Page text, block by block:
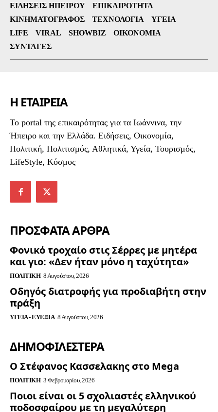
ΕΙΔΉΣΕΙΣ ΗΠΕΊΡΟΥ
ΕΠΙΚΑΙΡΌΤΗΤΑ
ΚΙΝΗΜΑΤΟΓΡΆΦΟΣ
ΤΕΧΝΟΛΟΓΊΑ
ΥΓΕΊΑ
LIFE
VIRAL SHOWBIZ
ΟΙΚΟΝΟΜΊΑ
ΣΥΝΤΑΓΈΣ
Η ΕΤΑΙΡΕΙΑ
To portal της επικαιρότητας για τα Ιωάννινα, την
Ήπειρο και την Ελλάδα. Ειδήσεις, Οικονομία,
Πολιτική, Πολιτισμός, Αθλητικά, Υγεία, Τουρισμός,
LifeStyle, Κόσμος
ΠΡΟΣΦΑΤΑ ΑΡΘΡΑ
Φονικό τροχαίο στις Σέρρες με μητέρα
και γιο: «Δεν ήταν μόνο η ταχύτητα»
ΠΟΛΙΤΙΚΉ 8 Αυγούστου, 2026
Οδηγός διατροφής για προδιαβήτη στην
πράξη
ΥΓΕΊΑ - ΕΥΕΞΊΑ 8 Αυγούστου, 2026
ΔΗΜΟΦΙΛΈΣΤΕΡΑ
Ο Στέφανος Κασσελακης στο Mega
ΠΟΛΙΤΙΚΉ 3 Φεβρουαρίου, 2026
Ποιοι είναι οι 5 σχολιαστές ελληνικού
ποδοσφαίρου με τη μεγαλύτερη